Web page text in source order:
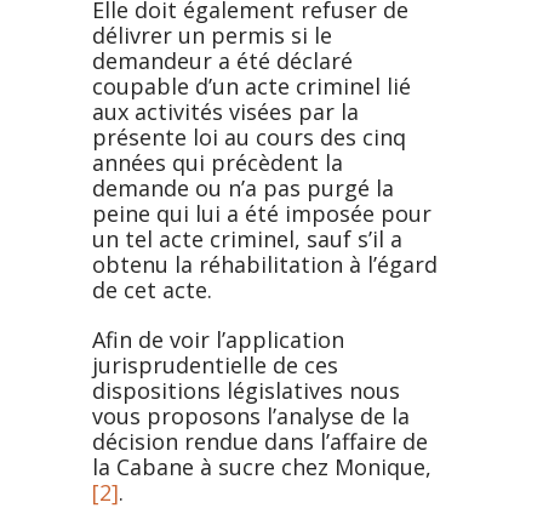
Elle doit également refuser de
délivrer un permis si le
demandeur a été déclaré
coupable d’un acte criminel lié
aux activités visées par la
présente loi au cours des cinq
années qui précèdent la
demande ou n’a pas purgé la
peine qui lui a été imposée pour
un tel acte criminel, sauf s’il a
obtenu la réhabilitation à l’égard
de cet acte.
Afin de voir l’application
jurisprudentielle de ces
dispositions législatives nous
vous proposons l’analyse de la
décision rendue dans l’affaire de
la Cabane à sucre chez Monique,
[2].